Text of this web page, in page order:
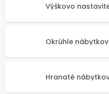
Výškovo
Okrúhle
Hranaté